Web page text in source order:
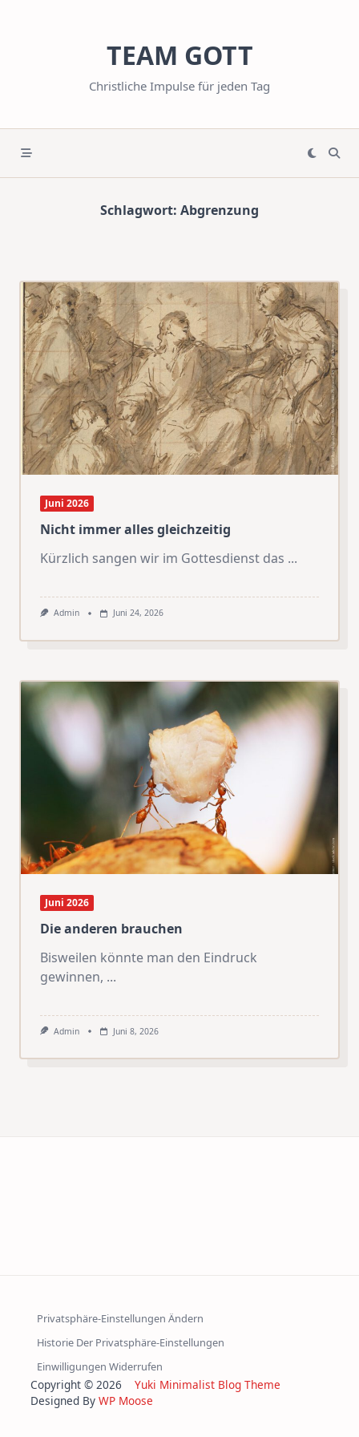
TEAM GOTT
Christliche Impulse für jeden Tag
Schlagwort: Abgrenzung
Juni 2026
Nicht immer alles gleichzeitig
Kürzlich sangen wir im Gottesdienst das ...
Admin Juni 24, 2026
Juni 2026
Die anderen brauchen
Bisweilen könnte man den Eindruck
gewinnen, ...
Admin Juni 8, 2026
Privatsphäre-Einstellungen Ändern
Historie Der Privatsphäre-Einstellungen
Einwilligungen Widerrufen
Copyright © 2026 Yuki Minimalist Blog Theme
Designed By WP Moose